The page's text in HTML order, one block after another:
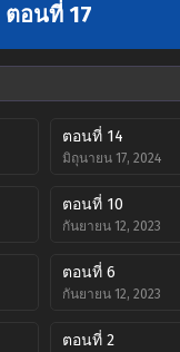
ตอนที่ 17
ตอนที่ 14
มิถุนายน 17, 2024
ตอนที่ 10
กันยายน 12, 2023
ตอนที่ 6
กันยายน 12, 2023
ตอนที่ 2